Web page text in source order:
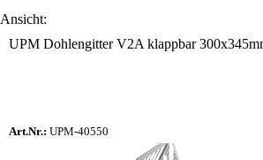
Ansicht:
UPM Dohlengitter V2A klappbar
Art.Nr.: UPM-40550